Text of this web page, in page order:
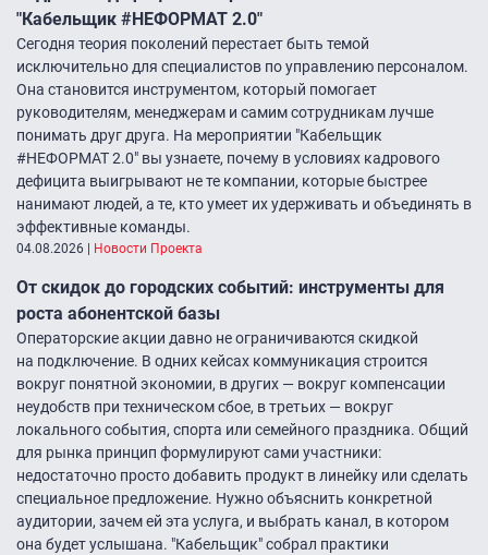
"Кабельщик #НЕФОРМАТ 2.0"
Сегодня теория поколений перестает быть темой
исключительно для специалистов по управлению персоналом.
Она становится инструментом, который помогает
руководителям, менеджерам и самим сотрудникам лучше
понимать друг друга. На мероприятии "Кабельщик
#НЕФОРМАТ 2.0" вы узнаете, почему в условиях кадрового
дефицита выигрывают не те компании, которые быстрее
нанимают людей, а те, кто умеет их удерживать и объединять в
эффективные команды.
04.08.2026 Новости Проекта
От скидок до городских событий: инструменты для
роста абонентской базы
Операторские акции давно не ограничиваются скидкой
на подключение. В одних кейсах коммуникация строится
вокруг понятной экономии, в других — вокруг компенсации
неудобств при техническом сбое, в третьих — вокруг
локального события, спорта или семейного праздника. Общий
для рынка принцип формулируют сами участники:
недостаточно просто добавить продукт в линейку или сделать
специальное предложение. Нужно объяснить конкретной
аудитории, зачем ей эта услуга, и выбрать канал, в котором
она будет услышана. "Кабельщик" собрал практики